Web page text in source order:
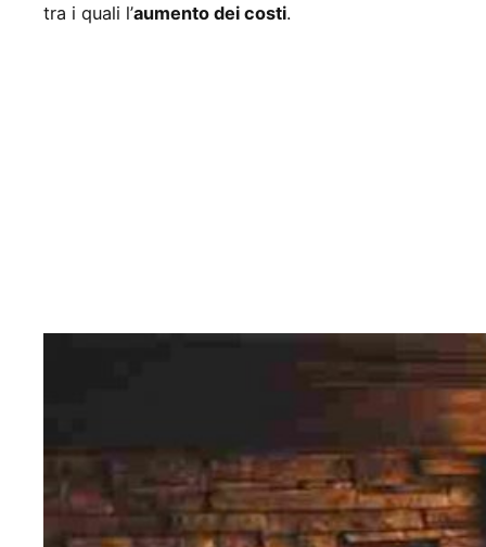
tra i quali l’aumento dei costi.